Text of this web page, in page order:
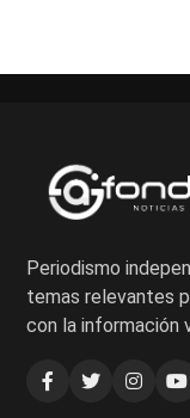
Periodismo
temas relevantes
con la información